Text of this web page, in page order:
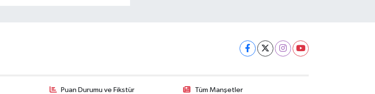
Puan Durumu ve Fikstür Tüm Manşetler